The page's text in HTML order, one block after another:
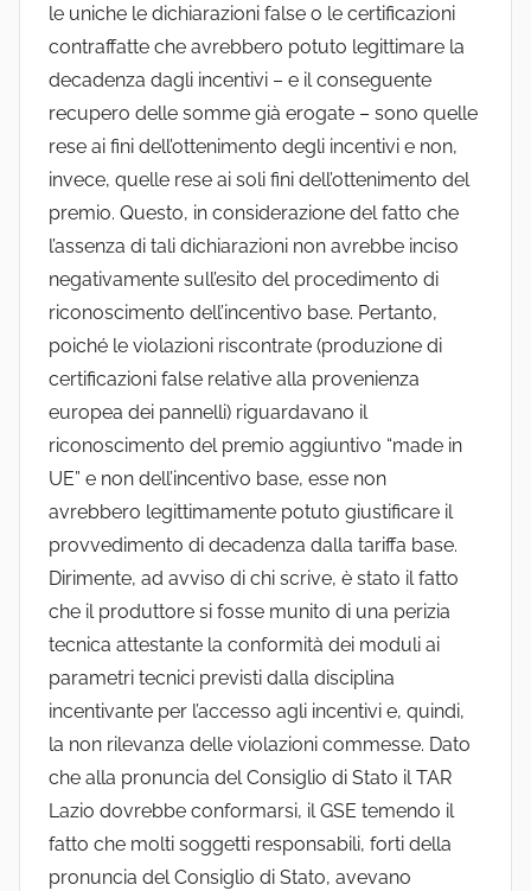
le uniche le dichiarazioni false o le certificazioni
contraffatte che avrebbero potuto legittimare la
decadenza dagli incentivi – e il conseguente
recupero delle somme già erogate – sono quelle
rese ai fini dell’ottenimento degli incentivi e non,
invece, quelle rese ai soli fini dell’ottenimento del
premio. Questo, in considerazione del fatto che
l’assenza di tali dichiarazioni non avrebbe inciso
negativamente sull’esito del procedimento di
riconoscimento dell’incentivo base. Pertanto,
poiché le violazioni riscontrate (produzione di
certificazioni false relative alla provenienza
europea dei pannelli) riguardavano il
riconoscimento del premio aggiuntivo “made in
UE” e non dell’incentivo base, esse non
avrebbero legittimamente potuto giustificare il
provvedimento di decadenza dalla tariffa base.
Dirimente, ad avviso di chi scrive, è stato il fatto
che il produttore si fosse munito di una perizia
tecnica attestante la conformità dei moduli ai
parametri tecnici previsti dalla disciplina
incentivante per l’accesso agli incentivi e, quindi,
la non rilevanza delle violazioni commesse. Dato
che alla pronuncia del Consiglio di Stato il TAR
Lazio dovrebbe conformarsi, il GSE temendo il
fatto che molti soggetti responsabili, forti della
pronuncia del Consiglio di Stato, avevano